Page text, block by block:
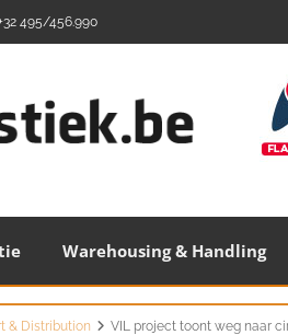
495/456.990
Warehousing & Handling
& Distribution VIL project toont weg naar